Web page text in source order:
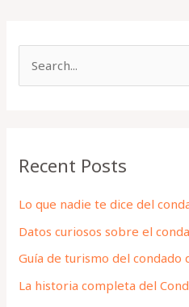
c
f
o
r
:
Recent Posts
Lo que nadie te dice del
Datos curiosos sobre el
Guía de turismo del condado
La historia completa del